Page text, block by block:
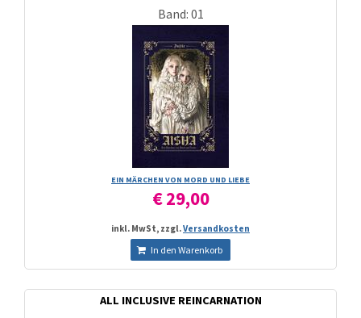
Band: 01
EIN MÄRCHEN VON MORD UND LIEBE
€ 29,00
inkl. MwSt, zzgl.Versandkosten
In den Warenkorb
ALL INCLUSIVE REINCARNATION